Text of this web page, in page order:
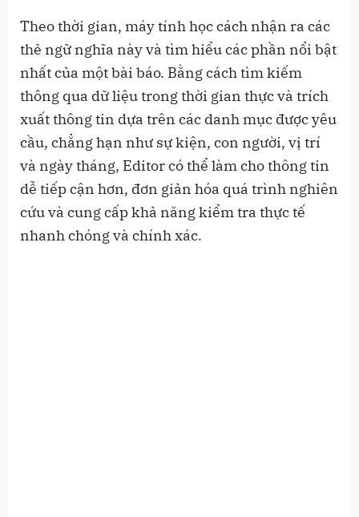
Theo thời gian, máy tính học cách nhận ra các
thẻ ngữ nghĩa này và tìm hiểu các phần nổi bật
nhất của một bài báo. Bằng cách tìm kiếm
thông qua dữ liệu trong thời gian thực và trích
xuất thông tin dựa trên các danh mục được yêu
cầu, chẳng hạn như sự kiện, con người, vị trí
và ngày tháng, Editor có thể làm cho thông tin
dễ tiếp cận hơn, đơn giản hóa quá trình nghiên
cứu và cung cấp khả năng kiểm tra thực tế
nhanh chóng và chính xác.